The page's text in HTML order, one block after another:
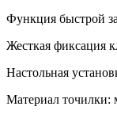
Функция быстрой
Жесткая фиксация
Настольная
Материал точилки: